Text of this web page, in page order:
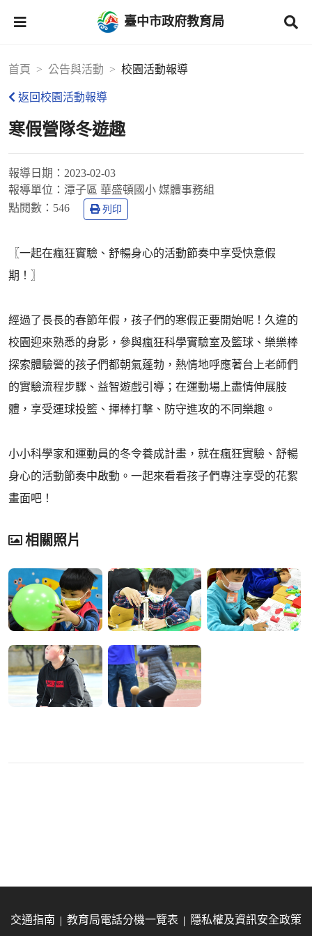
臺中市政府教育局
首頁 公告與活動 校園活動報導
返回校園活動報導
寒假營隊冬遊趣
報導日期： 2023-02-03
報導單位： 潭子區 華盛頓國小 媒體事務組
點閱數： 546 列印
〖一起在瘋狂實驗、舒暢身心的活動節奏中享受快意假
期！〗
經過了長長的春節年假，孩子們的寒假正要開始呢！久違的
校園迎來熟悉的身影，參與瘋狂科學實驗室及籃球、樂樂棒
探索體驗營的孩子們都朝氣蓬勃，熱情地呼應著台上老師們
的實驗流程步驟、益智遊戲引導；在運動場上盡情伸展肢
體，享受運球投籃、揮棒打擊、防守進攻的不同樂趣。
小小科學家和運動員的冬令養成計畫，就在瘋狂實驗、舒暢
身心的活動節奏中啟動。一起來看看孩子們專注享受的花絮
畫面吧！
相關照片
交通指南 教育局電話分機一覽表 隱私權及資訊安全政策